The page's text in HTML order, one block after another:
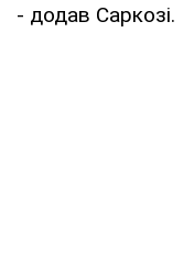
- додав Саркозі.